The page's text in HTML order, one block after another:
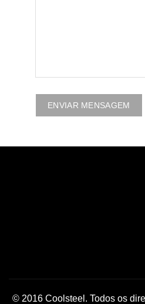
© 2016 Coolsteel. Todos os